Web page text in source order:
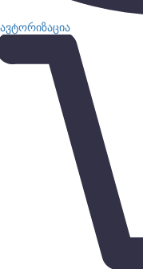
ავტორიზაცია